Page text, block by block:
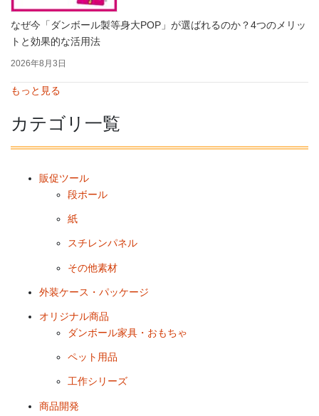
なぜ今「ダンボール製等身大POP」が選ばれるのか？4つのメリッ
トと効果的な活用法
2026年8月3日
もっと見る
カテゴリ一覧
販促ツール
段ボール
紙
スチレンパネル
その他素材
外装ケース・パッケージ
オリジナル商品
ダンボール家具・おもちゃ
ペット用品
工作シリーズ
商品開発